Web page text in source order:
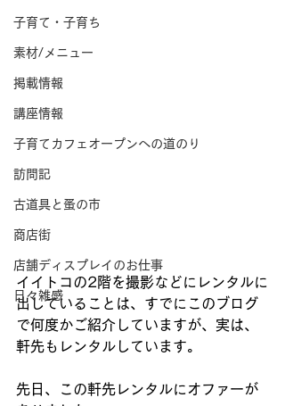
子育て・子育ち
素材/メニュー
掲載情報
講座情報
子育てカフェオープンへの道のり
訪問記
古道具と蚤の市
商店街
店舗ディスプレイのお仕事
日々雑感
イイトコの2階を撮影などにレンタルに
出していることは、すでにこのブログ
で何度かご紹介していますが、実は、
軒先もレンタルしています。
先日、この軒先レンタルにオファーが